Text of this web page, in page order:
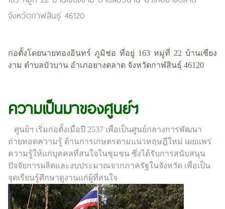
จังหวัดกาฬสินธุ์ 46120
ก่อตั้งโดยนายทองอินทร์ ภูมิช่อ ที่อยู่ 163 หมู่ที่ 22 บ้านเชียง
งาม ตำบลบัวบาน อำเภอยางตลาด จังหวัดกาฬสินธุ์ 46120
ความเป็นมาของศูนย์ฯ
ศูนย์ฯ เริ่มก่อตั้งเมื่อปี 2537 เพื่อเป็นศูนย์กลางการพัฒนา
ถ่ายทอดความรู้ ด้านการเกษตรตามแนวทฤษฎีใหม่ เผยแพร่
ความรู้ให้แก่บุคคลที่สนใจในชุมชน ซึ่งได้รับการสนับสนุน
ปัจจัยการผลิตและงบประมาณจากภาครัฐในจังหวัด เพื่อเป็น
จุดเรียนรู้ศึกษาดูงานแก่ผู้ที่สนใจ